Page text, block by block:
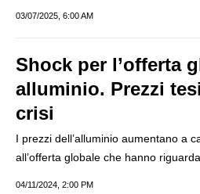
03/07/2025, 6:00 AM
Shock per l’offerta
alluminio. Prezzi
crisi
I prezzi dell’alluminio aumentano a
all’offerta globale che hanno
04/11/2024, 2:00 PM